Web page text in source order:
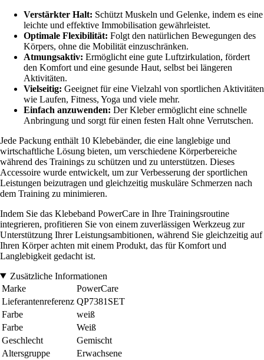
Verstärkter Halt: Schützt Muskeln und Gelenke, indem es eine
leichte und effektive Immobilisation gewährleistet.
Optimale Flexibilität: Folgt den natürlichen Bewegungen des
Körpers, ohne die Mobilität einzuschränken.
Atmungsaktiv: Ermöglicht eine gute Luftzirkulation, fördert
den Komfort und eine gesunde Haut, selbst bei längeren
Aktivitäten.
Vielseitig: Geeignet für eine Vielzahl von sportlichen Aktivitäten
wie Laufen, Fitness, Yoga und viele mehr.
Einfach anzuwenden: Der Kleber ermöglicht eine schnelle
Anbringung und sorgt für einen festen Halt ohne Verrutschen.
Jede Packung enthält 10 Klebebänder, die eine langlebige und
wirtschaftliche Lösung bieten, um verschiedene Körperbereiche
während des Trainings zu schützen und zu unterstützen. Dieses
Accessoire wurde entwickelt, um zur Verbesserung der sportlichen
Leistungen beizutragen und gleichzeitig muskuläre Schmerzen nach
dem Training zu minimieren.
Indem Sie das Klebeband PowerCare in Ihre Trainingsroutine
integrieren, profitieren Sie von einem zuverlässigen Werkzeug zur
Unterstützung Ihrer Leistungsambitionen, während Sie gleichzeitig auf
Ihren Körper achten mit einem Produkt, das für Komfort und
Langlebigkeit gedacht ist.
Zusätzliche Informationen
Marke
PowerCare
Lieferantenreferenz QP7381SET
Farbe
weiß
Farbe
Weiß
Geschlecht
Gemischt
Altersgruppe
Erwachsene